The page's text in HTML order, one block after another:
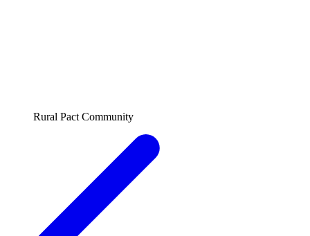
Rural Pact Community